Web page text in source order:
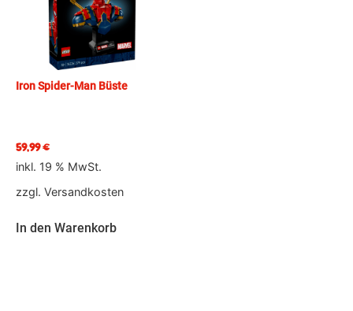
Iron Spider-Man Büste
59,99€
inkl. 19 % MwSt.
zzgl. Versandkosten
In den Warenkorb